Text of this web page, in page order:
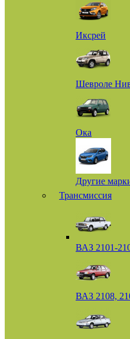
Иксрей
Шевроле
Ока
Другие
Трансмиссия
ВАЗ 2101-
ВАЗ 2108,